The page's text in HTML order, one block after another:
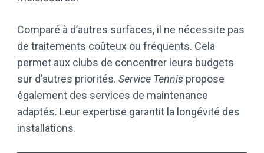
Comparé à d’autres surfaces, il ne nécessite pas
de traitements coûteux ou fréquents. Cela
permet aux clubs de concentrer leurs budgets
sur d’autres priorités. Service Tennis propose
également des services de maintenance
adaptés. Leur expertise garantit la longévité des
installations.